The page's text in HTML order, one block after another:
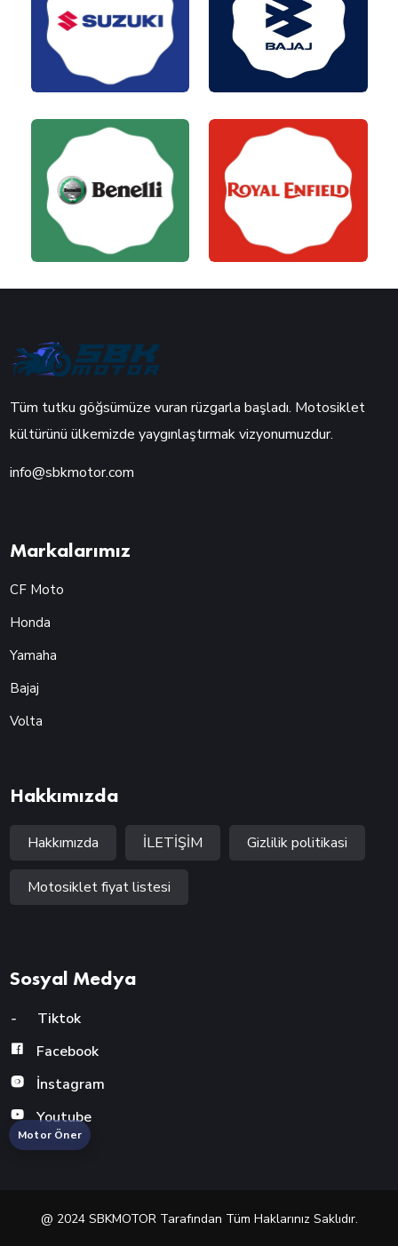
Tüm tutku göğsümüze vuran rüzgarla başladı. Motosiklet
kültürünü ülkemizde yaygınlaştırmak vizyonumuzdur.
info@sbkmotor.com
Markalarımız
CF Moto
Honda
Yamaha
Bajaj
Volta
Hakkımızda
Hakkımızda İLETİŞİM Gizlilik politikasi
Motosiklet fiyat listesi
Sosyal Medya
-
Tiktok
Facebook
İnstagram
Youtube
@ 2024 SBKMOTOR Tarafından Tüm Haklarınız Saklıdır.
Motor Öner